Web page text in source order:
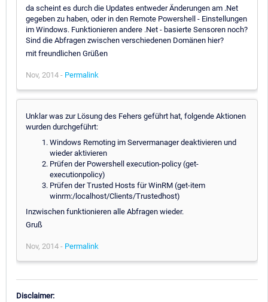
da scheint es durch die Updates entweder Änderungen am .Net
gegeben zu haben, oder in den Remote Powershell - Einstellungen
im Windows. Funktionieren andere .Net - basierte Sensoren noch?
Sind die Abfragen zwischen verschiedenen Domänen hier?
mit freundlichen Grüßen
Nov, 2014 - Permalink
Unklar was zur Lösung des Fehers geführt hat, folgende Aktionen
wurden durchgeführt:
Windows Remoting im Servermanager deaktivieren und
wieder aktivieren
Prüfen der Powershell execution-policy (get-
executionpolicy)
Prüfen der Trusted Hosts für WinRM (get-item
winrm:/localhost/Clients/Trustedhost)
Inzwischen funktionieren alle Abfragen wieder.
Gruß
Nov, 2014 - Permalink
Disclaimer: